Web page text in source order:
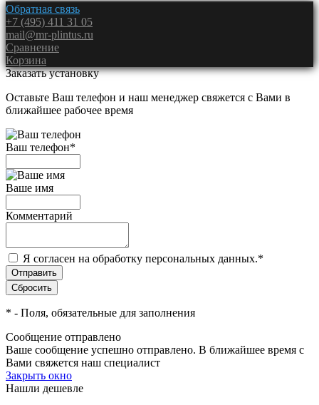
Обратная связь
+7 (495) 411 31 05
mail@mr-plintus.ru
Сравнение
Корзина
Заказать установку
Оставьте Ваш телефон и наш менеджер свяжется с Вами в
ближайшее рабочее время
Ваш телефон*
Ваше имя
Комментарий
Я согласен на обработку персональных данных.*
* - Поля, обязательные для заполнения
Сообщение отправлено
Ваше сообщение успешно отправлено. В ближайшее время с
Вами свяжется наш специалист
Закрыть окно
Нашли дешевле